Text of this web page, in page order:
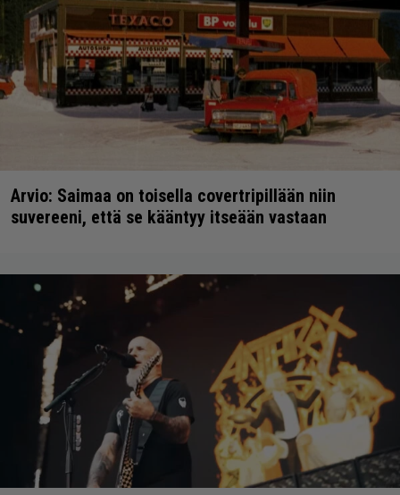
Arvio: Saimaa on toisella covertripillään niin
suvereeni, että se kääntyy itseään vastaan